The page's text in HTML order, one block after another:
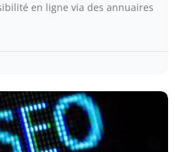
en ligne via des annuaires